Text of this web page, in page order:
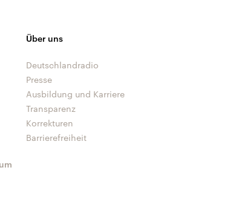
Über uns
Deutschlandradio
Presse
Ausbildung und Karriere
Transparenz
Korrekturen
Barrierefreiheit